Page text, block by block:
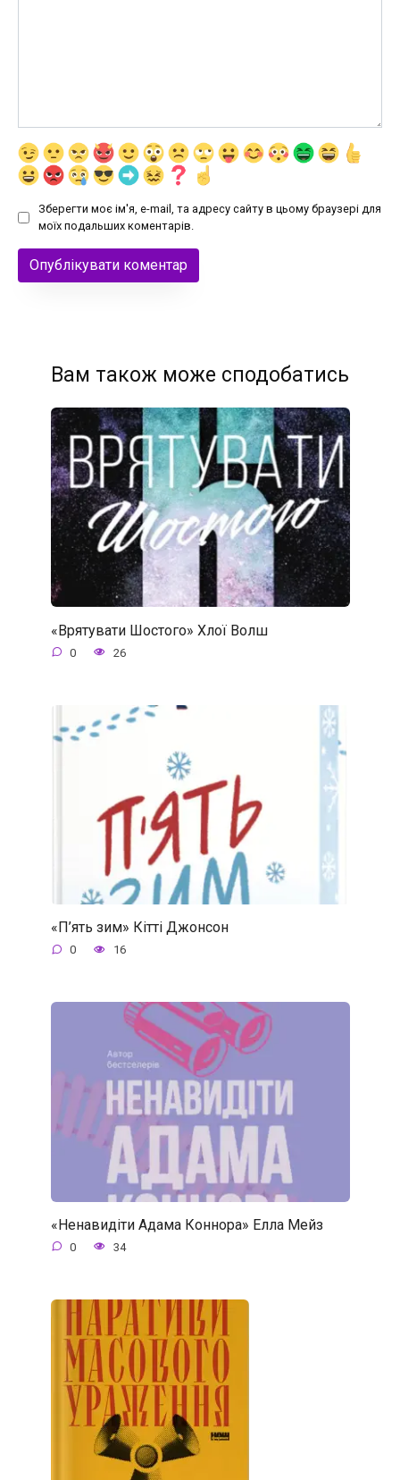
Зберегти моє ім'я, e-mail, та адресу сайту в цьому браузері для
моїх подальших коментарів.
Вам також може сподобатись
«Врятувати Шостого» Хлої Волш
0 26
«П’ять зим» Кітті Джонсон
0 16
«Ненавидіти Адама Коннора» Елла Мейз
0 34